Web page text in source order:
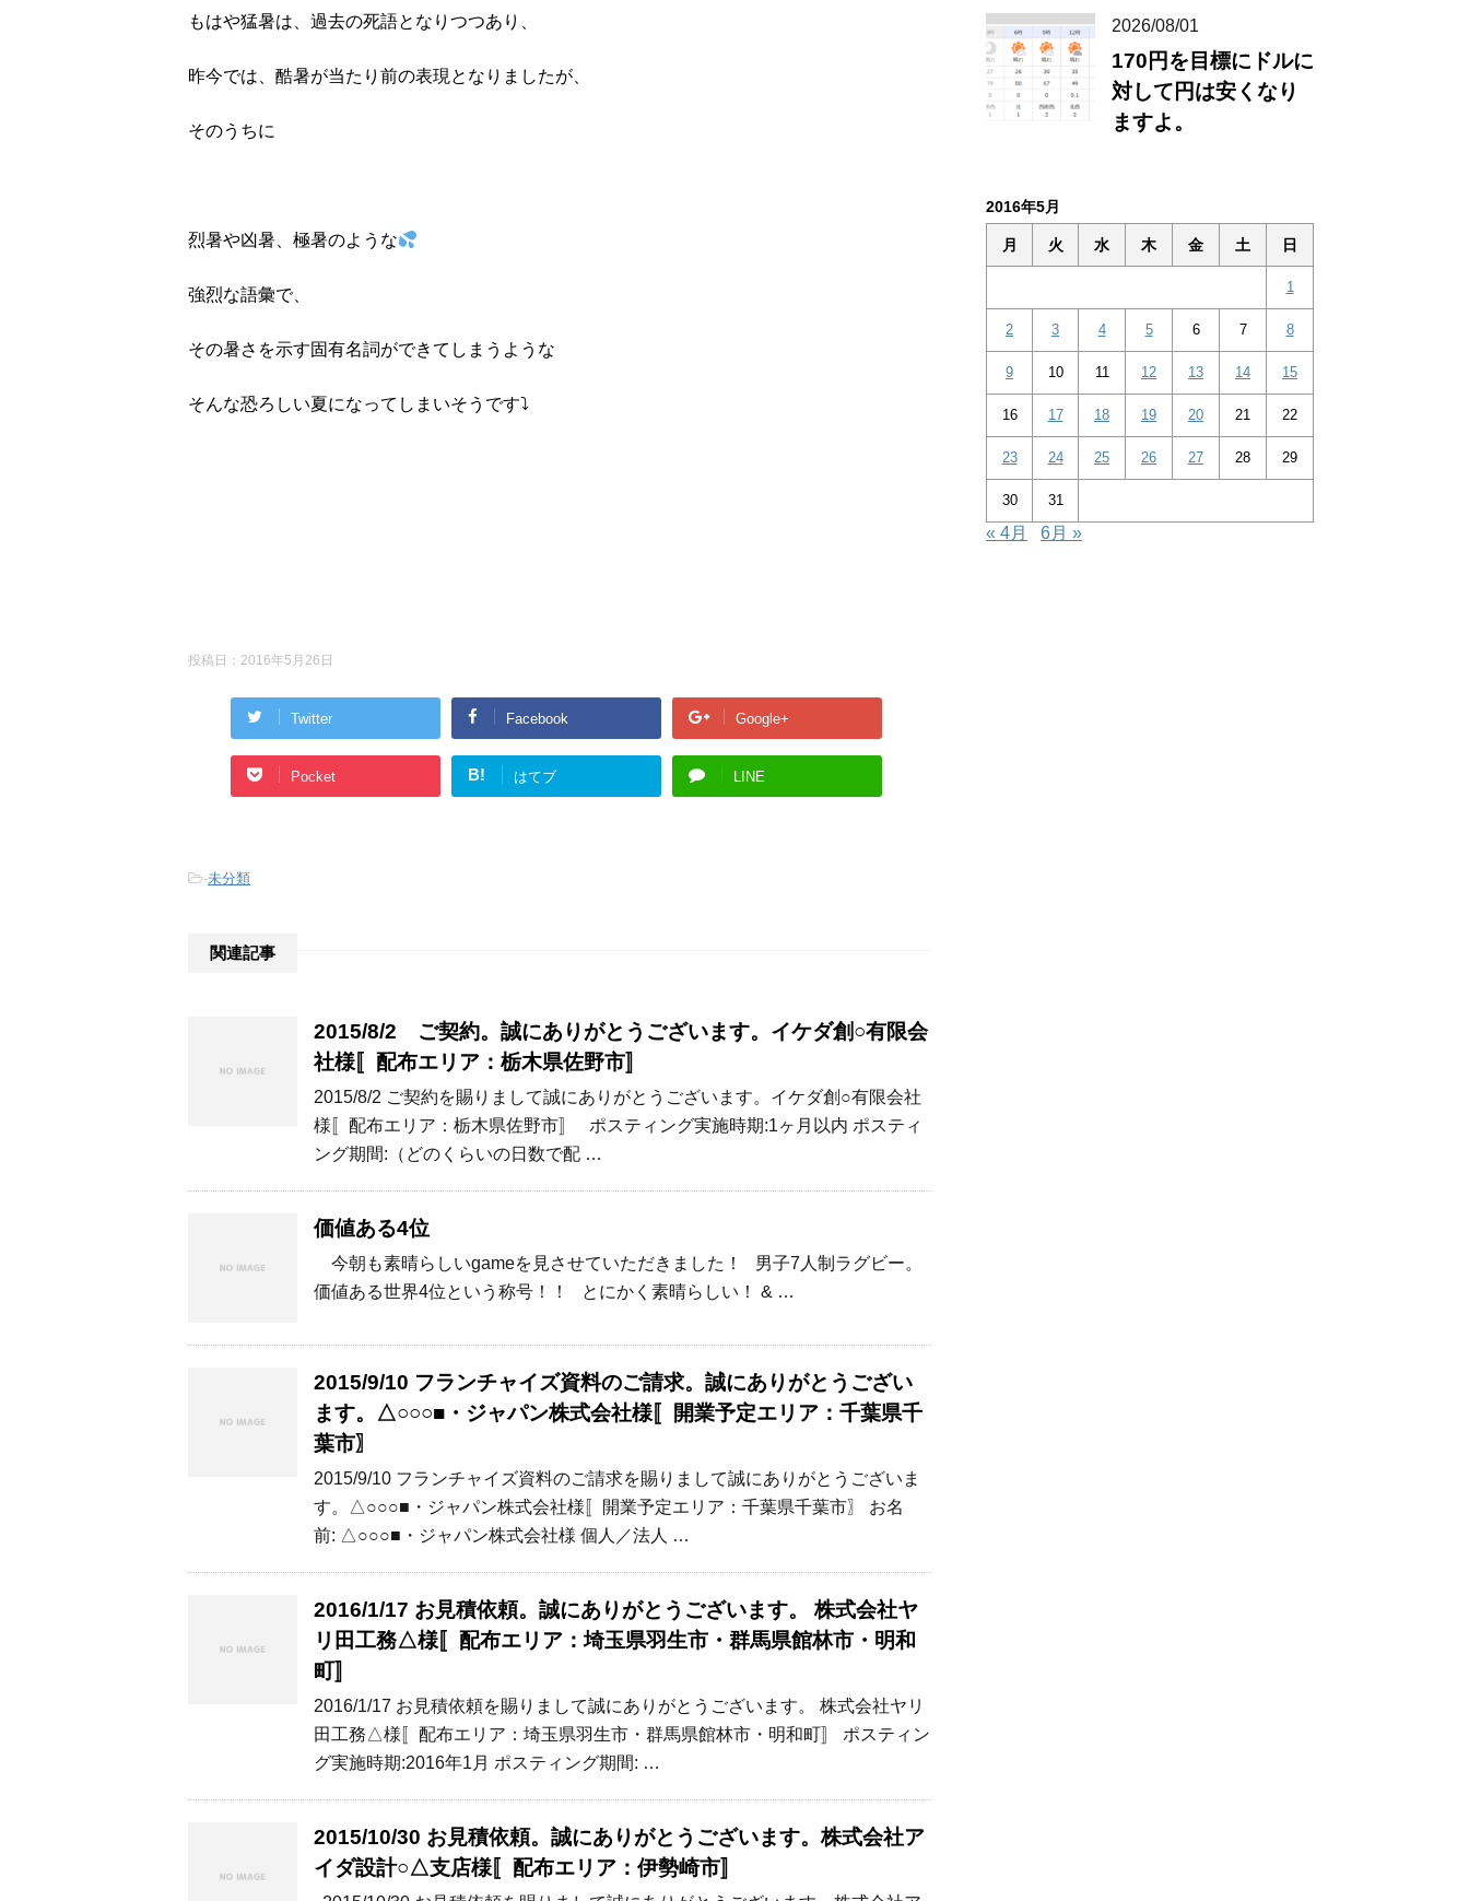
もはや猛暑は、過去の死語となりつつあり、
昨今では、酷暑が当たり前の表現となりましたが、
そのうちに
烈暑や凶暑、極暑のような
強烈な語彙で、
その暑さを示す固有名詞ができてしまうような
そんな恐ろしい夏になってしまいそうです⤵
投稿日： 2016年5月26日
Twitter Facebook Google+
Pocket B! はてブ LINE
-未分類
関連記事
2015/8/2 ご契約。誠にありがとうございます。イケダ創○有限会
社様〚配布エリア：栃木県佐野市〛
2015/8/2 ご契約を賜りまして誠にありがとうございます。イケダ創○有限会社
様〚配布エリア：栃木県佐野市〛 ポスティング実施時期:1ヶ月以内 ポスティ
ング期間:（どのくらいの日数で配 …
価値ある4位
今朝も素晴らしいgameを見させていただきました！ 男子7人制ラグビー。
価値ある世界4位という称号！！ とにかく素晴らしい！ & …
2015/9/10 フランチャイズ資料のご請求。誠にありがとうござい
ます。△○○○■・ジャパン株式会社様〚開業予定エリア：千葉県千
葉市〗
2015/9/10 フランチャイズ資料のご請求を賜りまして誠にありがとうございま
す。△○○○■・ジャパン株式会社様〚開業予定エリア：千葉県千葉市〗 お名
前: △○○○■・ジャパン株式会社様 個人／法人 …
2016/1/17 お見積依頼。誠にありがとうございます。 株式会社ヤ
リ田工務△様〚配布エリア：埼玉県羽生市・群馬県館林市・明和
町〛
2016/1/17 お見積依頼を賜りまして誠にありがとうございます。 株式会社ヤリ
田工務△様〚配布エリア：埼玉県羽生市・群馬県館林市・明和町〛 ポスティン
グ実施時期:2016年1月 ポスティング期間: …
2015/10/30 お見積依頼。誠にありがとうございます。株式会社ア
イダ設計○△支店様〚配布エリア：伊勢崎市〛
2026/08/01
170円を目標にドルに
対して円は安くなり
ますよ。
2016年5月
月 火 水 木 金 土 日
1
2 3 4 5 6 7 8
9 10 11 12 13 14 15
16 17 18 19 20 21 22
23 24 25 26 27 28 29
30 31
« 4月 6月 »